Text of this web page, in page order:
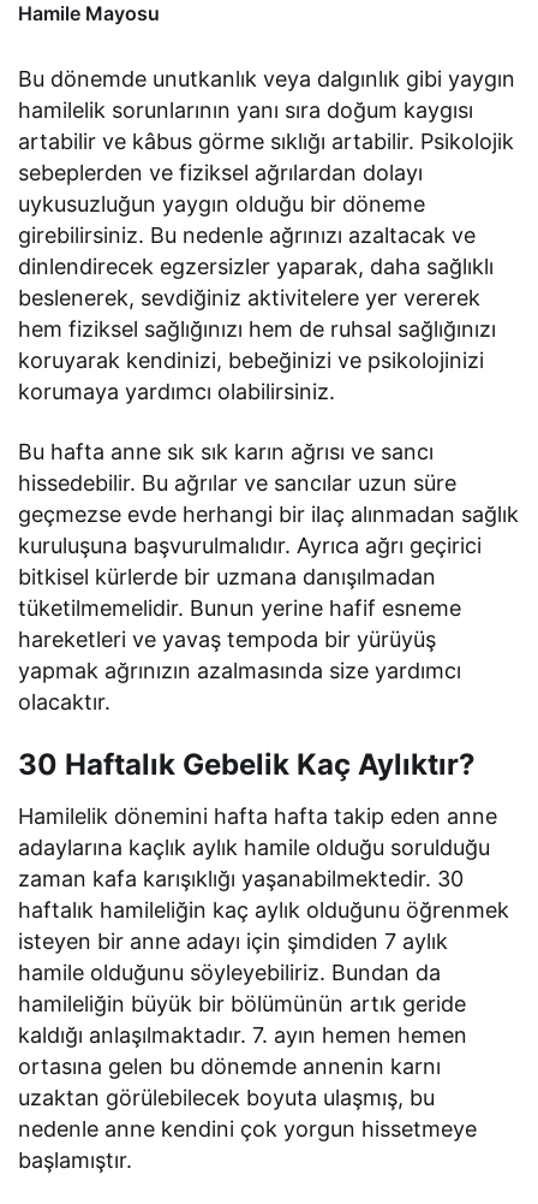
Hamile Mayosu
Bu dönemde unutkanlık veya dalgınlık gibi yaygın
hamilelik sorunlarının yanı sıra doğum kaygısı
artabilir ve kâbus görme sıklığı artabilir. Psikolojik
sebeplerden ve fiziksel ağrılardan dolayı
uykusuzluğun yaygın olduğu bir döneme
girebilirsiniz. Bu nedenle ağrınızı azaltacak ve
dinlendirecek egzersizler yaparak, daha sağlıklı
beslenerek, sevdiğiniz aktivitelere yer vererek
hem fiziksel sağlığınızı hem de ruhsal sağlığınızı
koruyarak kendinizi, bebeğinizi ve psikolojinizi
korumaya yardımcı olabilirsiniz.
Bu hafta anne sık sık karın ağrısı ve sancı
hissedebilir. Bu ağrılar ve sancılar uzun süre
geçmezse evde herhangi bir ilaç alınmadan sağlık
kuruluşuna başvurulmalıdır. Ayrıca ağrı geçirici
bitkisel kürlerde bir uzmana danışılmadan
tüketilmemelidir. Bunun yerine hafif esneme
hareketleri ve yavaş tempoda bir yürüyüş
yapmak ağrınızın azalmasında size yardımcı
olacaktır.
30 Haftalık Gebelik Kaç Aylıktır?
Hamilelik dönemini hafta hafta takip eden anne
adaylarına kaçlık aylık hamile olduğu sorulduğu
zaman kafa karışıklığı yaşanabilmektedir. 30
haftalık hamileliğin kaç aylık olduğunu öğrenmek
isteyen bir anne adayı için şimdiden 7 aylık
hamile olduğunu söyleyebiliriz. Bundan da
hamileliğin büyük bir bölümünün artık geride
kaldığı anlaşılmaktadır. 7. ayın hemen hemen
ortasına gelen bu dönemde annenin karnı
uzaktan görülebilecek boyuta ulaşmış, bu
nedenle anne kendini çok yorgun hissetmeye
başlamıştır.